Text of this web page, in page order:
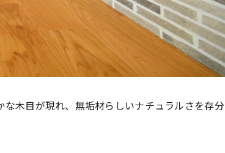
木目が現れ、無垢材らしいナチュラルさを存分